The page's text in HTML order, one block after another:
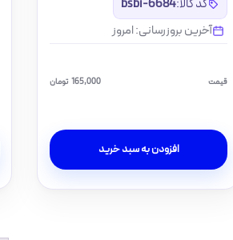
کد کالا:bsbi-6684
آخرین بروزرسانی: امروز
قیمت تومان
افزودن به سبد خرید